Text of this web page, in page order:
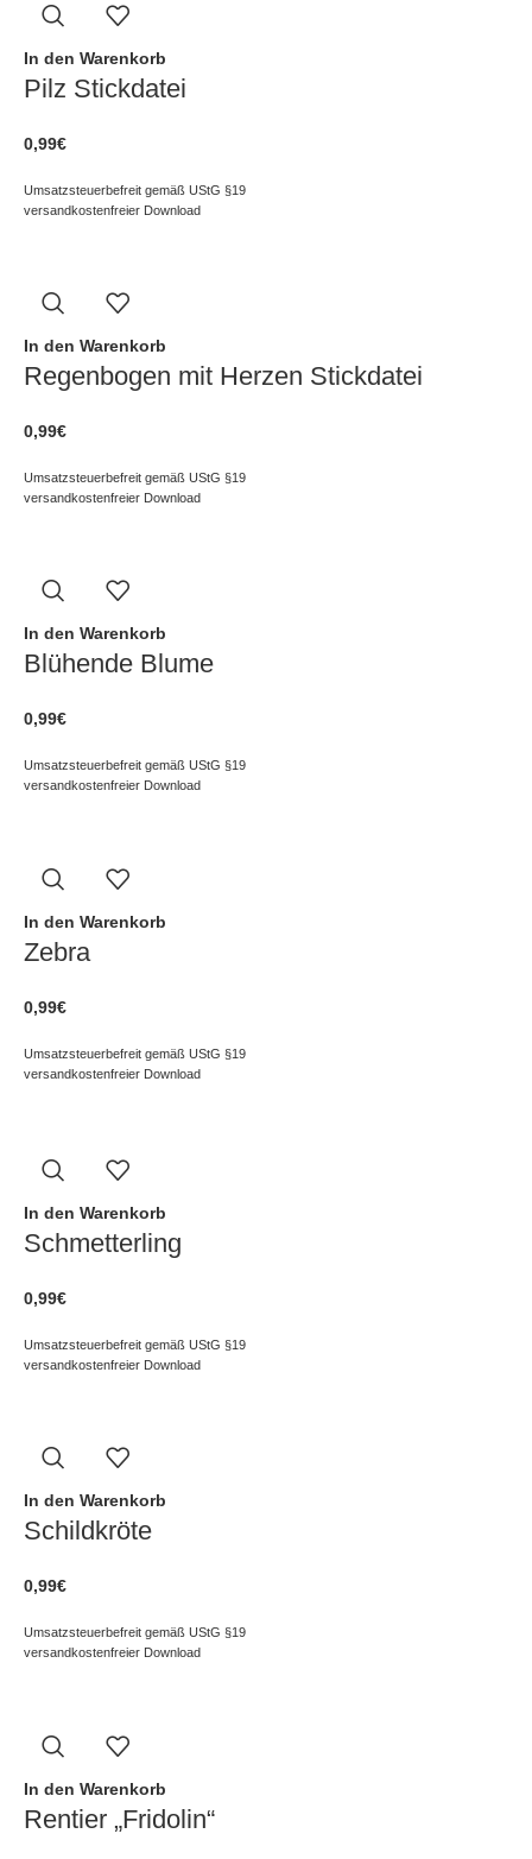
In den Warenkorb
Pilz Stickdatei
0,99€
Umsatzsteuerbefreit gemäß UStG §19
versandkostenfreier Download
In den Warenkorb
Regenbogen mit Herzen Stickdatei
0,99€
Umsatzsteuerbefreit gemäß UStG §19
versandkostenfreier Download
In den Warenkorb
Blühende Blume
0,99€
Umsatzsteuerbefreit gemäß UStG §19
versandkostenfreier Download
In den Warenkorb
Zebra
0,99€
Umsatzsteuerbefreit gemäß UStG §19
versandkostenfreier Download
In den Warenkorb
Schmetterling
0,99€
Umsatzsteuerbefreit gemäß UStG §19
versandkostenfreier Download
In den Warenkorb
Schildkröte
0,99€
Umsatzsteuerbefreit gemäß UStG §19
versandkostenfreier Download
In den Warenkorb
Rentier „Fridolin“